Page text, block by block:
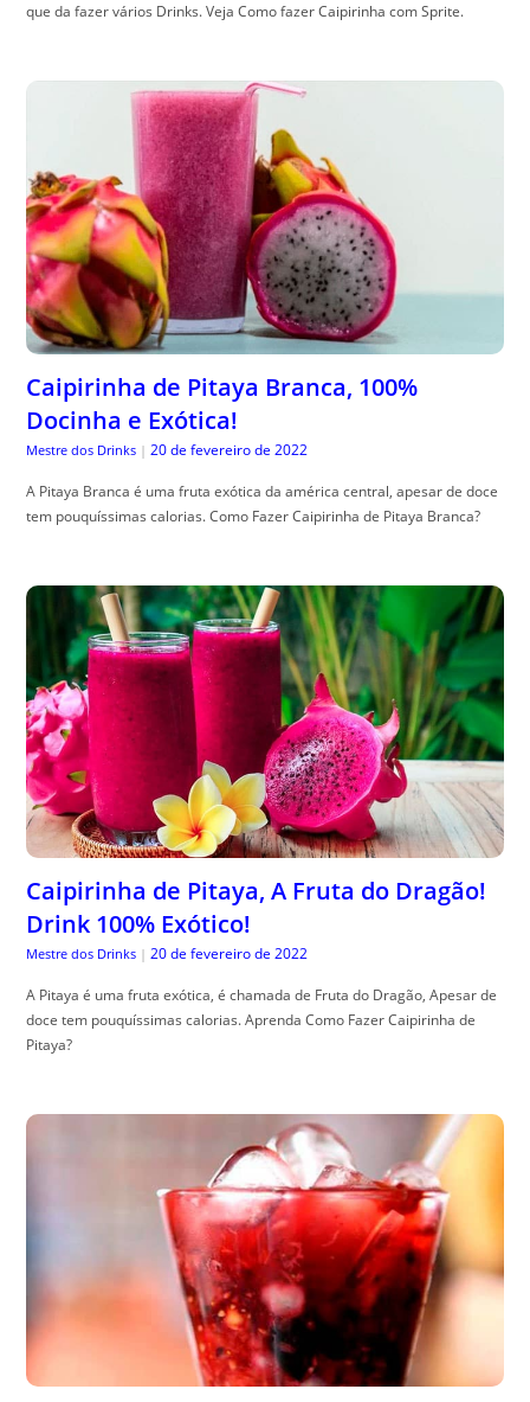
que da fazer vários Drinks. Veja Como fazer Caipirinha com Sprite.
Caipirinha de Pitaya Branca, 100%
Docinha e Exótica!
Mestre dos Drinks | 20 de fevereiro de 2022
A Pitaya Branca é uma fruta exótica da américa central, apesar de doce
tem pouquíssimas calorias. Como Fazer Caipirinha de Pitaya Branca?
Caipirinha de Pitaya, A Fruta do Dragão!
Drink 100% Exótico!
Mestre dos Drinks | 20 de fevereiro de 2022
A Pitaya é uma fruta exótica, é chamada de Fruta do Dragão, Apesar de
doce tem pouquíssimas calorias. Aprenda Como Fazer Caipirinha de
Pitaya?